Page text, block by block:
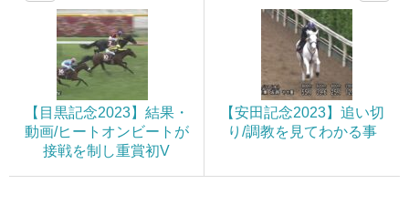
【目黒記念2023】結果・
動画/ヒートオンビートが
接戦を制し重賞初V
【安田記念2023】追い切
り/調教を見てわかる事